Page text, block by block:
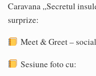
Caravana „Secretul
surprize:
Meet & Greet –
Sesiune foto cu: